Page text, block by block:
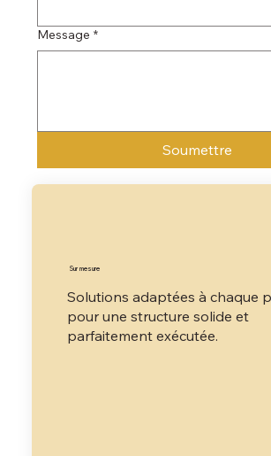
Message *
Soumettre
Sur mesure
Solutions adaptées à chaque
pour une structure solide et
parfaitement exécutée.